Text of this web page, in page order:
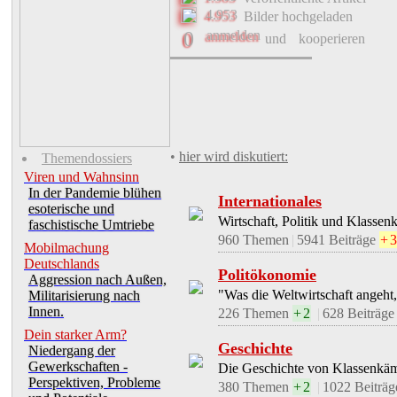
Themendossiers
Viren und Wahnsinn
In der Pandemie blühen
esoterische und
faschistische Umtriebe
Mobilmachung
Deutschlands
Aggression nach Außen,
Militarisierung nach
Innen.
Dein starker Arm?
Niedergang der
Gewerkschaften -
Perspektiven, Probleme
Reallohnverluste,
>>>>> Hintergrund: 4. gewerkschaft
Über Kunstfahrer
Navi macht dumm - sieht man immer
✓anmelden, um >>Commune-Forum
Antonio Rattin und die
Wer die Rote und Gelbe Karte im Fußball
✓anmelden, um >> Commune-Forumzu
4.953 Bilder hochgeladen
0 anmelden und kooperieren
• hier wird diskutiert:
Internationales
Wirtschaft, Politik und
960 Themen | 5941 Beiträge +
Politökonomie
"Was die Weltwirtschaft
226 Themen +2 | 628 Beiträge
Geschichte
Die Geschichte von
380 Themen +2 | 1022